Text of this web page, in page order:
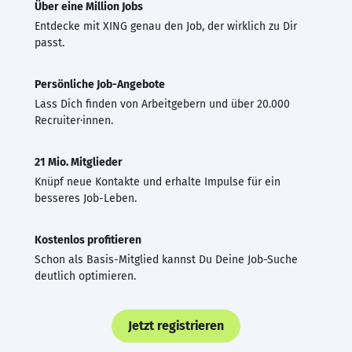
Über eine Million Jobs
Entdecke mit XING genau den Job, der wirklich zu Dir
passt.
Persönliche Job-Angebote
Lass Dich finden von Arbeitgebern und über 20.000
Recruiter·innen.
21 Mio. Mitglieder
Knüpf neue Kontakte und erhalte Impulse für ein
besseres Job-Leben.
Kostenlos profitieren
Schon als Basis-Mitglied kannst Du Deine Job-Suche
deutlich optimieren.
Jetzt registrieren